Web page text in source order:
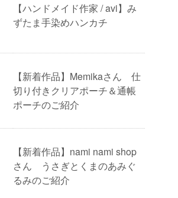
【ハンドメイド作家 / avi】み
ずたま手染めハンカチ
【新着作品】Memikaさん 仕
切り付きクリアポーチ＆通帳
ポーチのご紹介
【新着作品】nami nami shop
さん うさぎとくまのあみぐ
るみのご紹介